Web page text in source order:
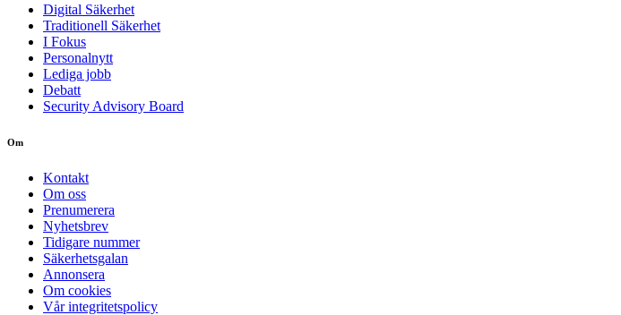
Digital Säkerhet
Traditionell Säkerhet
I Fokus
Personalnytt
Lediga jobb
Debatt
Security Advisory Board
Om
Kontakt
Om oss
Prenumerera
Nyhetsbrev
Tidigare nummer
Säkerhetsgalan
Annonsera
Om cookies
Vår integritetspolicy